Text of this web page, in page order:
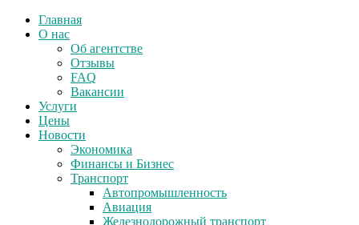
Главная
О нас
Об агентстве
Отзывы
FAQ
Вакансии
Услуги
Цены
Новости
Экономика
Финансы и Бизнес
Транспорт
Автопромышленность
Авиация
Железнодорожный транспорт